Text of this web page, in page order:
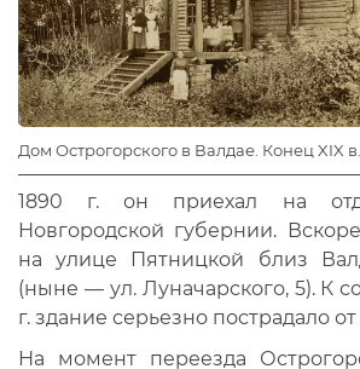
Дом Острогорского в Валдае. Конец XIX в.
1890 г. он приехал на
Новгородской губернии.
на улице Пятницкой близ
(ныне — ул. Луначарского, 5). К
г. здание серьезно пострадало
На момент переезда